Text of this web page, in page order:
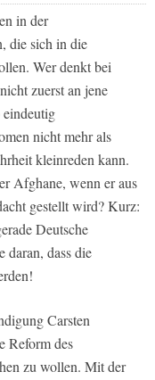
in der
die sich in die
Wer denkt bei
zuerst an jene
nicht mehr als
kleinreden kann.
Afghane, wenn er aus
gestellt wird? Kurz:
Deutsche
daran, dass die
Carsten
Reform des
zu wollen. Mit der